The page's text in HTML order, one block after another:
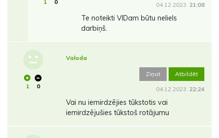
1 0 04.12.2023. 21:08
Te noteikti VIDam būtu neliels
darbiņš.
1 0
Valoda
Ziņot Atbildēt
04.12.2023. 22:24
Vai nu iemirdzējies tūkstotis vai
iemirdzējušies tūkstoš rotājumu